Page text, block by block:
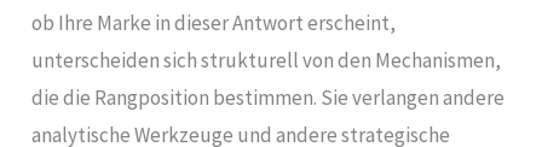
ob Ihre Marke in dieser Antwort erscheint,
unterscheiden sich strukturell von den Mechanismen,
die die Rangposition bestimmen. Sie verlangen andere
analytische Werkzeuge und andere strategische